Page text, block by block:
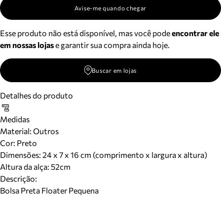
Avise-me quando chegar
Esse produto não está disponível, mas você podeencontrar ele
em nossas lojase garantir sua compra ainda hoje.
Buscar em lojas
Detalhes do produto
Medidas
Material: Outros
Cor: Preto
Dimensões: 24 x 7 x 16 cm (comprimento x largura x altura)
Altura da alça: 52cm
Descrição:
Bolsa Preta Floater Pequena